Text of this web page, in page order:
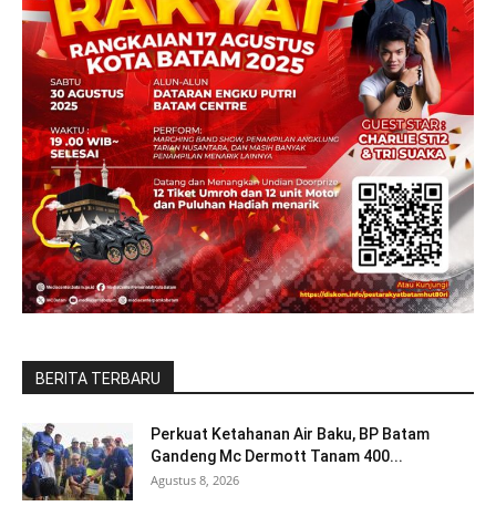
BERITA TERBARU
Perkuat Ketahanan Air Baku, BP Batam
Gandeng Mc Dermott Tanam 400...
Agustus 8, 2026